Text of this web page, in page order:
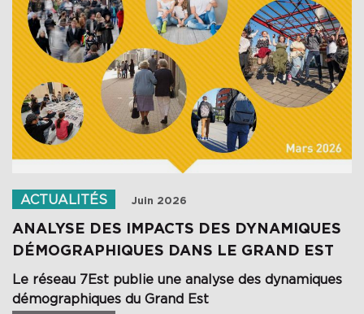
ACTUALITÉS Juin 2026
ANALYSE DES IMPACTS DES DYNAMIQUES
DÉMOGRAPHIQUES DANS LE GRAND EST
Le réseau 7Est publie une analyse des dynamiques
démographiques du Grand Est